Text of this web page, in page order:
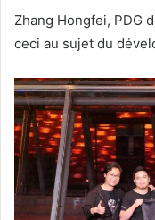
Zhang Hongfei, PDG
ceci au sujet du